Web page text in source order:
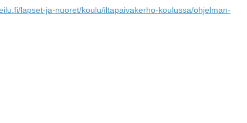
lapset-ja-nuoret/koulu/iltapaivakerho-koulussa/ohjelman-